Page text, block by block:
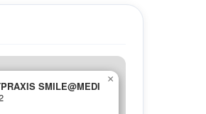
SMILE@MEDI
×